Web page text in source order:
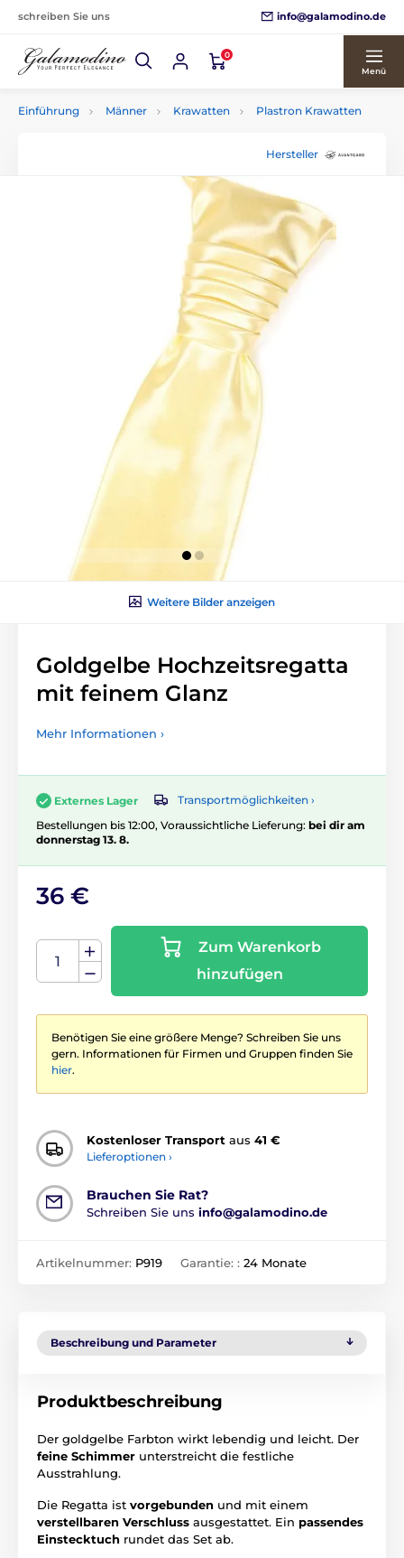
schreiben Sie uns info@galamodino.de
0
Menü
Einführung Männer Krawatten Plastron Krawatten
Hersteller
Weitere Bilder anzeigen
Goldgelbe Hochzeitsregatta
mit feinem Glanz
Mehr Informationen ›
Externes Lager
Transportmöglichkeiten ›
Bestellungen bis 12:00, Voraussichtliche Lieferung: bei dir am
donnerstag 13. 8.
36 €
Zum Warenkorb
hinzufügen
Benötigen Sie eine größere Menge? Schreiben Sie uns
gern. Informationen für Firmen und Gruppen finden Sie
hier.
Kostenloser Transport aus 41 €
Lieferoptionen ›
Brauchen Sie Rat?
Schreiben Sie uns info@galamodino.de
Artikelnummer: P919 Garantie: : 24 Monate
Beschreibung und Parameter
Produktbeschreibung
Der goldgelbe Farbton wirkt lebendig und leicht. Der
feine Schimmer unterstreicht die festliche
Ausstrahlung.
Die Regatta ist vorgebunden und mit einem
verstellbaren Verschluss ausgestattet. Ein passendes
Einstecktuch rundet das Set ab.